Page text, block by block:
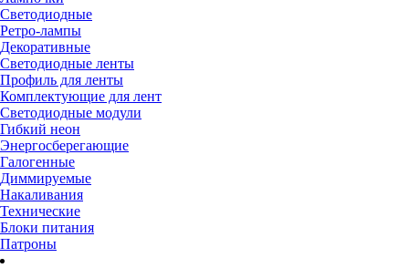
Светодиодные
Ретро-лампы
Декоративные
Светодиодные ленты
Профиль для ленты
Комплектующие для лент
Светодиодные модули
Гибкий неон
Энергосберегающие
Галогенные
Диммируемые
Накаливания
Технические
Блоки питания
Патроны